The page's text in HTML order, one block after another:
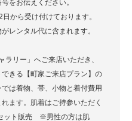
をお伝えください。
から受け付けております。
レンタル代に含まれます。
ラリー」へご来店いただき、
きる【町家ご来店プラン】の
は着物、帯、小物と着付費用
ます。肌着はご持参いただく
ット販売 ※男性の方は肌